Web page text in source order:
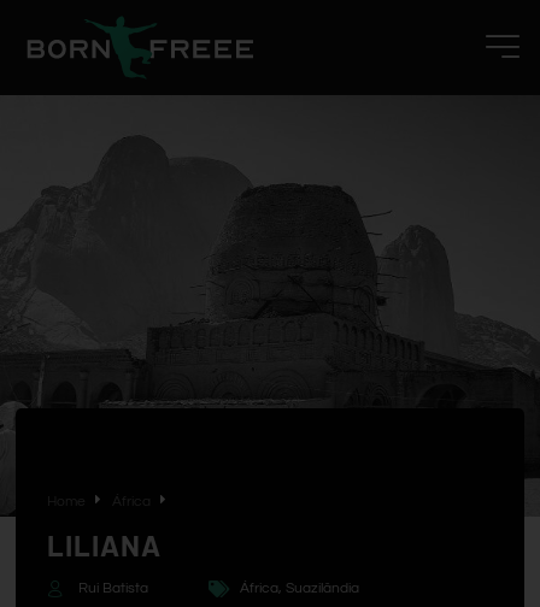
LILIANA
Rui Batista África, Suazilândia